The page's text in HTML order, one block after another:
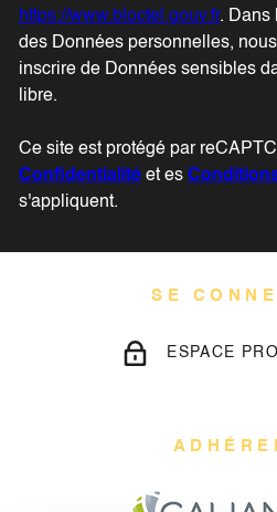
https://www.bloctel.gouv.fr. Dans
des Données personnelles,
inscrire de Données sensibles
libre.
Ce site est protégé par
Confidentialité et es
s'appliquent.
SE
ESPACE